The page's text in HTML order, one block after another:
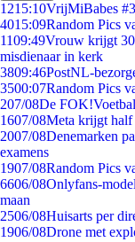
1215:10VrijMiBabes
4015:09Random Pics
1109:49Vrouw krijgt 30
misdienaar in kerk
3809:46PostNL-
3500:07Random Pics
207/08De
1607/08Meta krijgt half
2007/08Denemarken
examens
1907/08Random Pics
6606/08Onlyfans-
maan
2506/08Huisarts per
1906/08Drone met